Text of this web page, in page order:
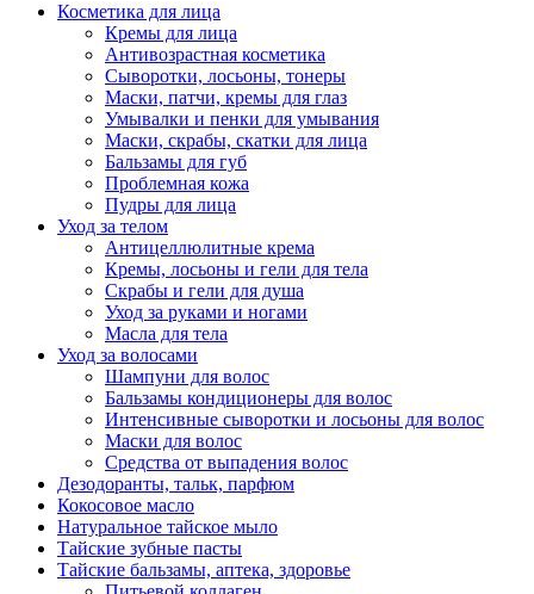
Косметика для лица
Кремы для лица
Антивозрастная косметика
Сыворотки, лосьоны, тонеры
Маски, патчи, кремы для глаз
Умывалки и пенки для умывания
Маски, скрабы, скатки для лица
Бальзамы для губ
Проблемная кожа
Пудры для лица
Уход за телом
Антицеллюлитные крема
Кремы, лосьоны и гели для тела
Скрабы и гели для душа
Уход за руками и ногами
Масла для тела
Уход за волосами
Шампуни для волос
Бальзамы кондиционеры для волос
Интенсивные сыворотки и лосьоны для волос
Маски для волос
Средства от выпадения волос
Дезодоранты, тальк, парфюм
Кокосовое масло
Натуральное тайское мыло
Тайские зубные пасты
Тайские бальзамы, аптека, здоровье